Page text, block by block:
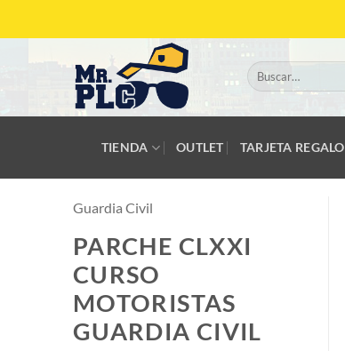
Buscar
por:
TIENDA OUTLET TARJETA REGALO
Guardia Civil
PARCHE CLXXI
CURSO
MOTORISTAS
GUARDIA CIVIL